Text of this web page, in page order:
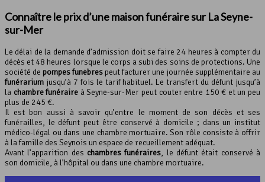
Connaître le prix d’unemaison funérairesur La Seyne-
sur-Mer
Le délai de la demande d’admission doit se faire 24 heures à compter du
décès et 48 heures lorsque le corps a subi des soins de protections. Une
société de pompes funèbres peut facturer une journée supplémentaire au
funérarium jusqu’à 7 fois le tarif habituel. Le transfert du défunt jusqu’à
la chambre funéraire à Seyne-sur-Mer peut couter entre 150 € et un peu
plus de 245 €.
Il est bon aussi à savoir qu’entre le moment de son décès et ses
funérailles, le défunt peut être conservé à domicile ; dans un institut
médico-légal ou dans une chambre mortuaire. Son rôle consiste à offrir
à la famille des Seynois un espace de recueillement adéquat.
Avant l’apparition des chambres funéraires, le défunt était conservé à
son domicile, à l’hôpital ou dans une chambre mortuaire.